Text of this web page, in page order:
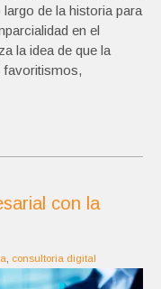
de la historia para
en el
la idea de que la
favoritismos,
con la
consultoria digital